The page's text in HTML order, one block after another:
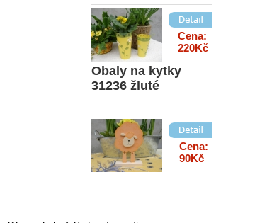
Obaly na kytky
31236 žluté
Cena:
220Kč
Cena:
90Kč